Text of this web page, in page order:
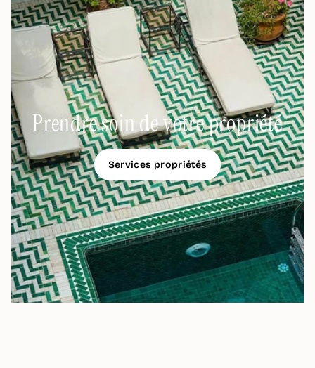
Prendre soin de votre propriété
Services propriétés